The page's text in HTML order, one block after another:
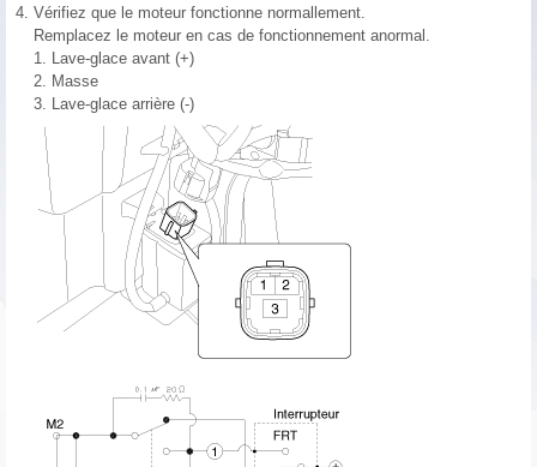
4. Vérifiez que le moteur fonctionne normallement.
Remplacez le moteur en cas de fonctionnement anormal.
1. Lave-glace avant (+)
2. Masse
3. Lave-glace arrière (-)